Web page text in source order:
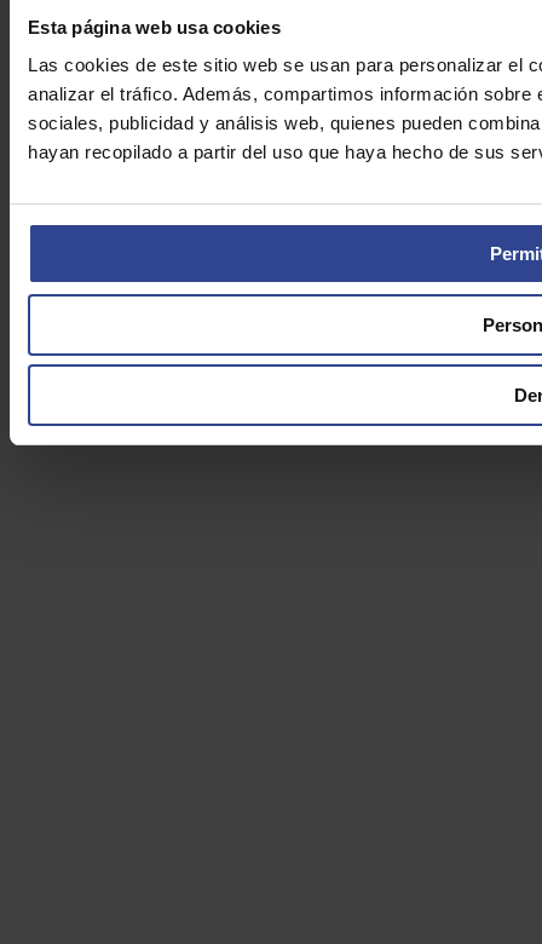
Esta página web usa cookies
Las cookies de este sitio web se usan para personalizar el
analizar el tráfico. Además, compartimos información
sociales, publicidad y análisis web, quienes pueden
hayan recopilado a partir del uso que haya hecho de sus